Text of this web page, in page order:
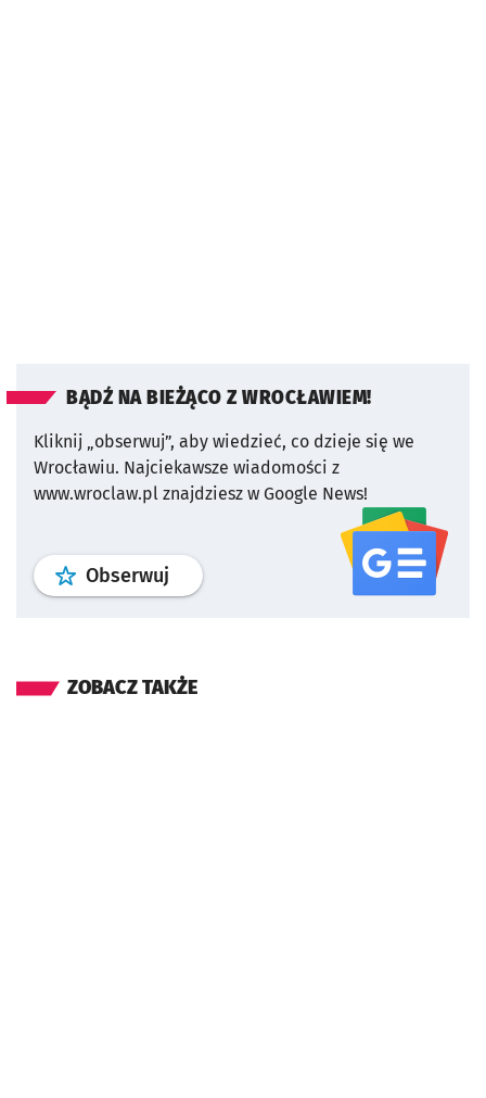
BĄDŹ NA BIEŻĄCO Z WROCŁAWIEM!
Kliknij „obserwuj”, aby wiedzieć, co dzieje się we
Wrocławiu. Najciekawsze wiadomości z
www.wroclaw.pl znajdziesz w Google News!
Obserwuj profil serwisu
ZOBACZ TAKŻE